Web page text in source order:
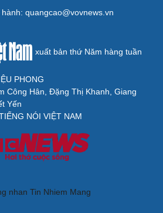
quangcao@vovnews.vn
xuất bản thứ Năm hàng tuần
PHONG
Công Hân, Đặng Thị Khanh, Giang
Yến
NÓI VIỆT NAM